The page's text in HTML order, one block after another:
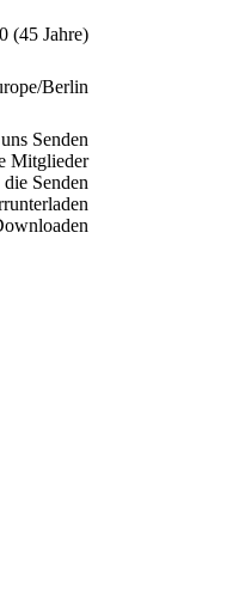
(45 Jahre)
Berlin
Senden
Mitglieder
Senden